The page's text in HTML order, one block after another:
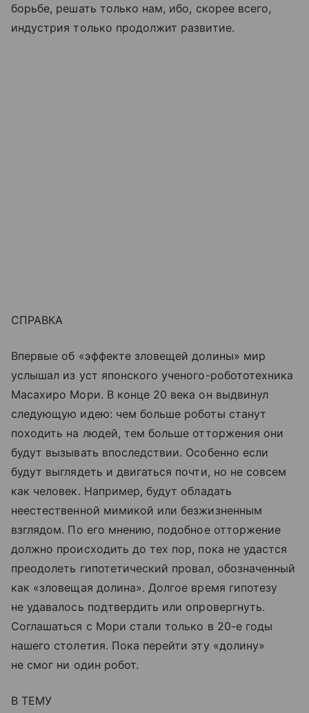
борьбе, решать только нам, ибо, скорее всего,
индустрия только продолжит развитие.
СПРАВКА
Впервые об «эффекте зловещей долины» мир
услышал из уст японского ученого-робототехника
Масахиро Мори. В конце 20 века он выдвинул
следующую идею: чем больше роботы станут
походить на людей, тем больше отторжения они
будут вызывать впоследствии. Особенно если
будут выглядеть и двигаться почти, но не совсем
как человек. Например, будут обладать
неестественной мимикой или безжизненным
взглядом. По его мнению, подобное отторжение
должно происходить до тех пор, пока не удастся
преодолеть гипотетический провал, обозначенный
как «зловещая долина». Долгое время гипотезу
не удавалось подтвердить или опровергнуть.
Соглашаться с Мори стали только в 20-е годы
нашего столетия. Пока перейти эту «долину»
не смог ни один робот.
В ТЕМУ